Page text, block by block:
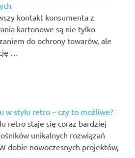
kontakt konsumenta z
kartonowe są nie tylko
do ochrony towarów, ale
…
w stylu retro – czy to możliwe?
retro staje się coraz bardziej
unikalnych rozwiązań
dobie nowoczesnych projektów,